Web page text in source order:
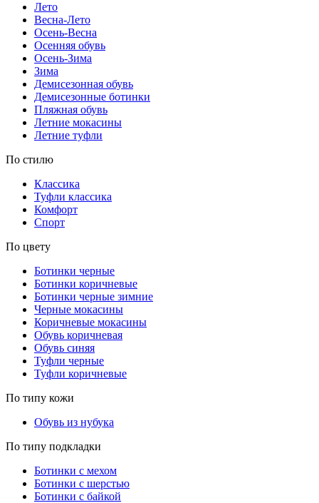
Лето
Весна-Лето
Осень-Весна
Осенняя обувь
Осень-Зима
Зима
Демисезонная обувь
Демисезонные ботинки
Пляжная обувь
Летние мокасины
Летние туфли
По стилю
Классика
Туфли классика
Комфорт
Спорт
По цвету
Ботинки черные
Ботинки коричневые
Ботинки черные зимние
Черные мокасины
Коричневые мокасины
Обувь коричневая
Обувь синяя
Туфли черные
Туфли коричневые
По типу кожи
Обувь из нубука
По типу подкладки
Ботинки с мехом
Ботинки с шерстью
Ботинки с байкой